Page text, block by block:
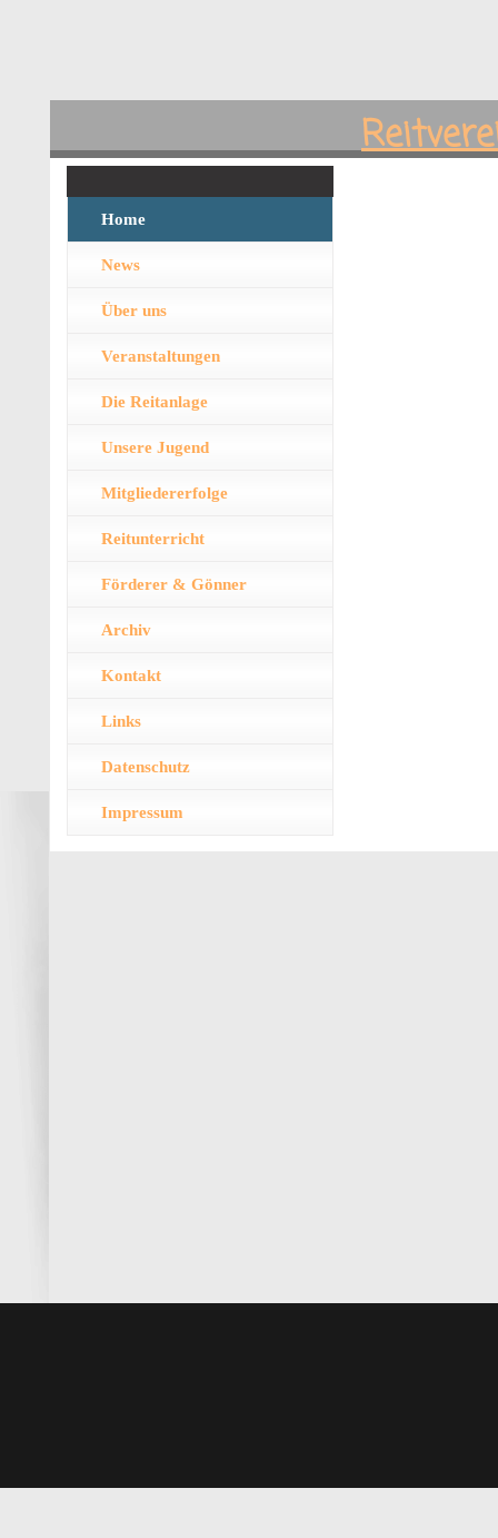
Home
News
Über uns
Veranstaltungen
Die Reitanlage
Unsere Jugend
Mitgliedererfolge
Reitunterricht
Förderer & Gönner
Archiv
Kontakt
Links
Datenschutz
Impressum